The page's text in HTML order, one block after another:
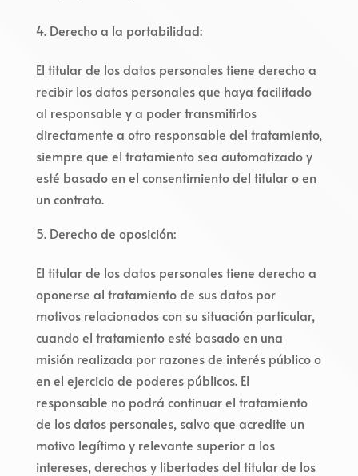
Derecho a la portabilidad:
El titular de los datos personales tiene derecho a
recibir los datos personales que haya facilitado
al responsable y a poder transmitirlos
directamente a otro responsable del tratamiento,
siempre que el tratamiento sea automatizado y
esté basado en el consentimiento del titular o en
un contrato.
Derecho de oposición:
El titular de los datos personales tiene derecho a
oponerse al tratamiento de sus datos por
motivos relacionados con su situación particular,
cuando el tratamiento esté basado en una
misión realizada por razones de interés público o
en el ejercicio de poderes públicos. El
responsable no podrá continuar el tratamiento
de los datos personales, salvo que acredite un
motivo legítimo y relevante superior a los
intereses, derechos y libertades del titular de los